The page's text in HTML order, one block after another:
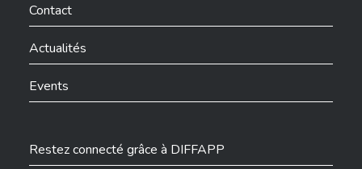
Contact
Actualités
Events
Restez connecté grâce à DIFFAPP